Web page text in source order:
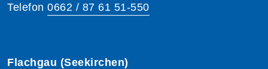
Telefon 0662 / 87 61 51-550
Flachgau (Seekirchen)